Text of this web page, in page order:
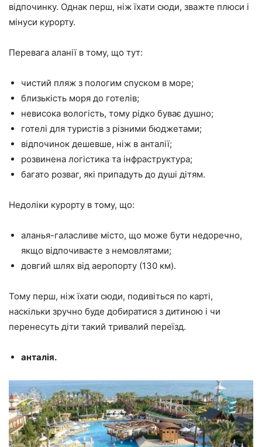
відпочинку. Однак перш, ніж їхати сюди, зважте плюси і
мінуси курорту.
Перевага аланії в тому, що тут:
чистий пляж з пологим спуском в море;
близькість моря до готелів;
невисока вологість, тому рідко буває душно;
готелі для туристів з різними бюджетами;
відпочинок дешевше, ніж в анталії;
розвинена логістика та інфраструктура;
багато розваг, які припадуть до душі дітям.
Недоліки курорту в тому, що:
аланья-галасливе місто, що може бути недоречно,
якщо відпочиваєте з немовлятами;
довгий шлях від аеропорту (130 км).
Тому перш, ніж їхати сюди, подивіться по карті,
наскільки зручно буде добиратися з дитиною і чи
перенесуть діти такий тривалий переїзд.
анталія.